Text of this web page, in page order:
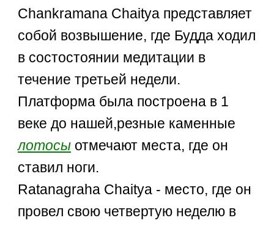
Chankramana Chaitya представляет
собой возвышение, где Будда ходил
в состостоянии медитации в
течение третьей недели.
Платформа была построена в 1
веке до нашей,резные каменные
лотосы отмечают места, где он
ставил ноги.
Ratanagraha Chaitya - место, где он
провел свою четвертую неделю в